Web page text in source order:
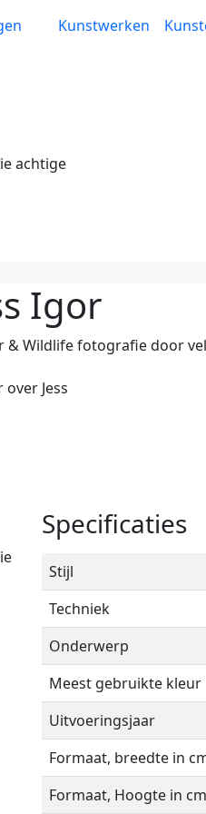
Kunstwerken
achtige
Igor
Specificaties
Stijl
Techniek
Onderwerp
Meest gebruikte kleur
Uitvoeringsjaar
Formaat, breedte in